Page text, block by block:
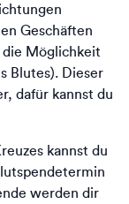
Geschäften
Möglichkeit
Blutes). Dieser
dafür kannst du
kannst du
werden dir